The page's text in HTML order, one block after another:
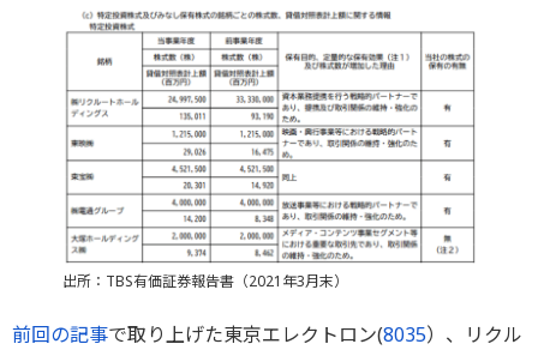
出所：TBS有価証券報告書（2021年3月末）
前回の記事で取り上げた東京エレクトロン(8035）、リクル